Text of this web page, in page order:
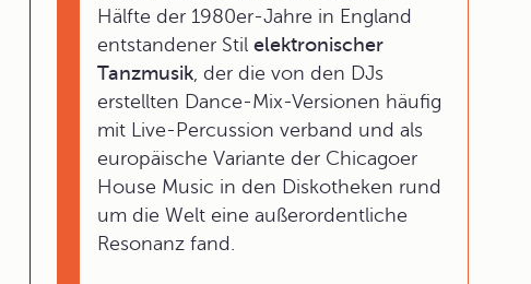
Hälfte der 1980er-Jahre in England
entstandener Stilelektronischer
Tanzmusik, der die von den DJs
erstellten Dance-Mix-Versionen häufig
mit Live-Percussion verband und als
europäische Variante der Chicagoer
House Music in den Diskotheken rund
um die Welt eine außerordentliche
Resonanz fand.